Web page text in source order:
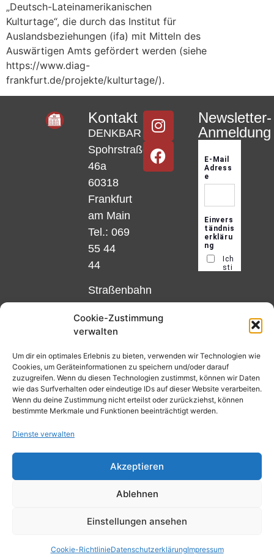
Cookie-Zustimmung
verwalten
Um dir ein optimales Erlebnis zu bieten, verwenden wir Technologien wie
Cookies, um Geräteinformationen zu speichern und/oder darauf
zuzugreifen. Wenn du diesen Technologien zustimmst, können wir Daten
wie das Surfverhalten oder eindeutige IDs auf dieser Website verarbeiten.
Wenn du deine Zustimmung nicht erteilst oder zurückziehst, können
bestimmte Merkmale und Funktionen beeinträchtigt werden.
Dienste verwalten
Akzeptieren
Ablehnen
Einstellungen ansehen
Cookie-RichtlinieDatenschutzerklärungImpressum
„Deutsch-Lateinamerikanischen
Kulturtage“, die durch das Institut für
Auslandsbeziehungen (ifa) mit Mitteln des
Auswärtigen Amts gefördert werden (siehe
https://www.diag-
frankfurt.de/projekte/kulturtage/).
Kontakt
DENKBAR
Spohrstraße
46a
60318
Frankfurt
am Main
Tel.: 069
55 44
44
Straßenbahn
und 12,
Matthias-
Beltz-
Platz
oder
Haltestelle
Nibelungenplatz/FH
Newsletter-
Anmeldung
Datenschutzerklärung
Cookie-Richtlinie (EU)